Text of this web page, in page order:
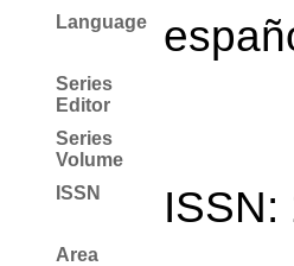
Language
Series
Editor
Series
Volume
ISSN
ISSN:
Area